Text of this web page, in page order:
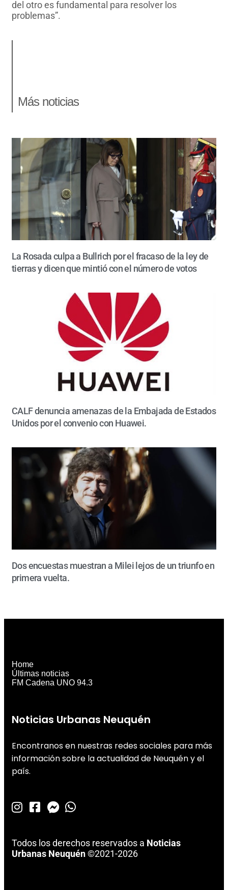
del otro es fundamental para resolver los
problemas”.
Más noticias
La Rosada culpa a Bullrich por el fracaso de la ley de
tierras y dicen que mintió con el número de votos
CALF denuncia amenazas de la Embajada de Estados
Unidos por el convenio con Huawei.
Dos encuestas muestran a Milei lejos de un triunfo en
primera vuelta.
Noticias Urbanas Neuquén
Encontranos en nuestras redes sociales para más
información sobre la actualidad de Neuquén y el
país.
Todos los derechos reservados a Noticias
Urbanas Neuquén©2021-2026
Home
Últimas noticias
FM Cadena UNO 94.3